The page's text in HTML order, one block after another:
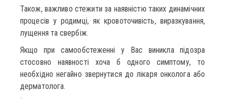
Також, важливо стежити за наявністю таких динамічних
процесів у родимці, як кровоточивість, виразкування,
лущення та свербіж.
Якщо при самообстеженні у Вас виникла підозра
стосовно наявності хоча б одного симптому, то
необхідно негайно звернутися до лікаря онколога або
дерматолога.